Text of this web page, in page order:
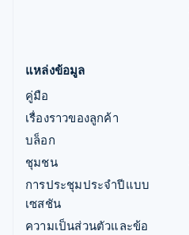
แหล่งข้อมูล
คู่มือ
เรื่องราวของลูกค้า
บล็อก
ชุมชน
การประชุมประจำปีแบบ
เซสชัน
ความเป็นส่วนตัวและข้อ